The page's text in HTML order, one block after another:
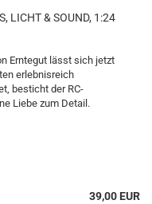
LICHT & SOUND, 1:24
Erntegut lässt sich jetzt
erlebnisreich
besticht der RC-
Liebe zum Detail.
39,00 EUR